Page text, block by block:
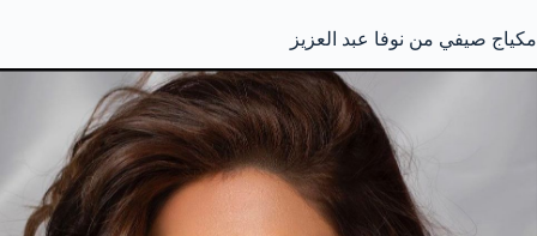
مكياج صيفي من نوفا عبد العزيز